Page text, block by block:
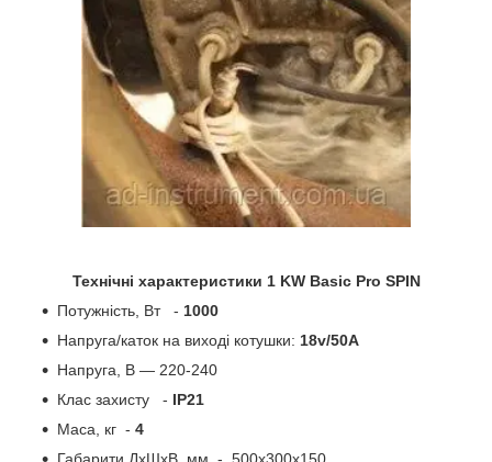
Технічні характеристики 1 KW Basic Pro SPIN
Потужність, Вт - 1000
Напруга/каток на виході котушки: 18v/50A
Напруга, В — 220-240
Клас захисту - IP21
Маса, кг - 4